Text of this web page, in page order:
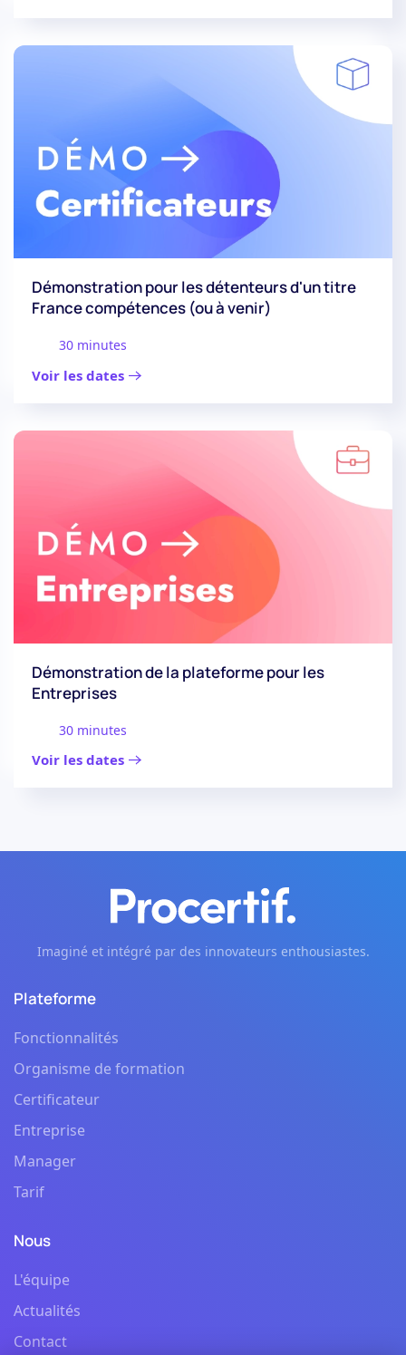
Démonstration pour les détenteurs d'un titre
France compétences (ou à venir)
30 minutes
Voir les dates
Démonstration de la plateforme pour les
Entreprises
30 minutes
Voir les dates
Imaginé et intégré par des innovateurs enthousiastes.
Plateforme
Fonctionnalités
Organisme de formation
Certificateur
Entreprise
Manager
Tarif
Nous
L'équipe
Actualités
Contact